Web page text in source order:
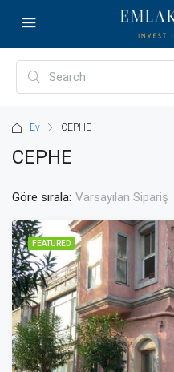
Ev CEPHE
CEPHE
Göre sırala: Varsayılan Sipariş
FEATURED